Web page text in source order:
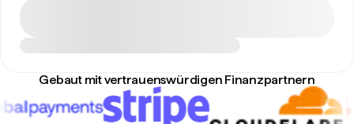
Gebaut mit vertrauenswürdigen Finanzpartnern